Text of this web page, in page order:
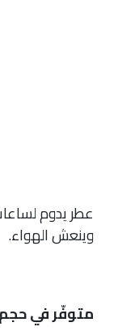
عطر يدوم
وينعش الهواء.
متوفّر في حجم